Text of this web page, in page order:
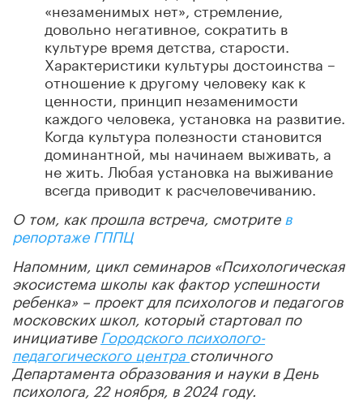
«незаменимых нет», стремление,
довольно негативное, сократить в
культуре время детства, старости.
Характеристики культуры достоинства –
отношение к другому человеку как к
ценности, принцип незаменимости
каждого человека, установка на развитие.
Когда культура полезности становится
доминантной, мы начинаем выживать, а
не жить. Любая установка на выживание
всегда приводит к расчеловечиванию.
О том, как прошла встреча, смотрите в
репортаже ГППЦ
Напомним, цикл семинаров «Психологическая
экосистема школы как фактор успешности
ребенка» – проект для психологов и педагогов
московских школ, который стартовал по
инициативе Городского психолого-
педагогического центрастоличного
Департамента образования и науки в День
психолога, 22 ноября, в 2024 году.